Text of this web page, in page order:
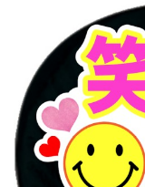
お問い合わせ
マイアカウント